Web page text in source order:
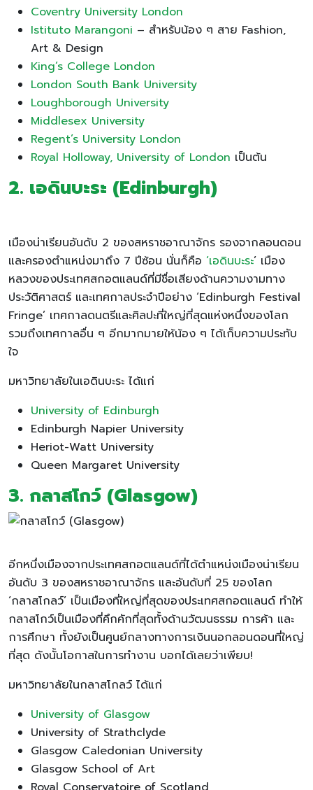
Coventry University London
Istituto Marangoni – สำหรับน้อง ๆ สาย Fashion,
Art & Design
King’s College London
London South Bank University
Loughborough University
Middlesex University
Regent’s University London
Royal Holloway, University of London เป็นต้น
2. เอดินบะระ (Edinburgh)
เมืองน่าเรียนอันดับ 2 ของสหราชอาณาจักร รองจากลอนดอน
และครองตำแหน่งมาถึง 7 ปีซ้อน นั่นก็คือ ‘เอดินบะระ’ เมือง
หลวงของประเทศสกอตแลนด์ที่มีชื่อเสียงด้านความงามทาง
ประวัติศาสตร์ และเทศกาลประจำปีอย่าง ‘Edinburgh Festival
Fringe’ เทศกาลดนตรีและศิลปะที่ใหญ่ที่สุดแห่งหนึ่งของโลก
รวมถึงเทศกาลอื่น ๆ อีกมากมายให้น้อง ๆ ได้เก็บความประทับ
ใจ
มหาวิทยาลัยในเอดินบะระ ได้แก่
University of Edinburgh
Edinburgh Napier University
Heriot-Watt University
Queen Margaret University
3. กลาสโกว์ (Glasgow)
อีกหนึ่งเมืองจากประเทศสกอตแลนด์ที่ได้ตำแหน่งเมืองน่าเรียน
อันดับ 3 ของสหราชอาณาจักร และอันดับที่ 25 ของโลก
‘กลาสโกลว์’ เป็นเมืองที่ใหญ่ที่สุดของประเทศสกอตแลนด์ ทำให้
กลาสโกว์เป็นเมืองที่คึกคักที่สุดทั้งด้านวัฒนธรรม การค้า และ
การศึกษา ทั้งยังเป็นศูนย์กลางทางการเงินนอกลอนดอนที่ใหญ่
ที่สุด ดังนั้นโอกาสในการทำงาน บอกได้เลยว่าเพียบ!
มหาวิทยาลัยในกลาสโกลว์ ได้แก่
University of Glasgow
University of Strathclyde
Glasgow Caledonian University
Glasgow School of Art